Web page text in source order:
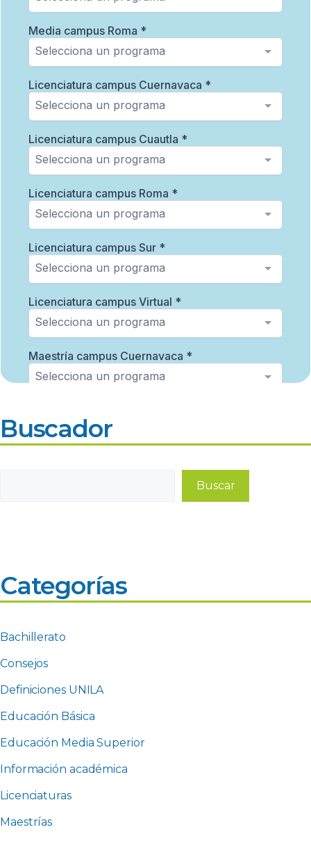
Buscador
Buscar
Categorías
Bachillerato
Consejos
Definiciones UNILA
Educación Básica
Educación Media Superior
Información académica
Licenciaturas
Maestrías